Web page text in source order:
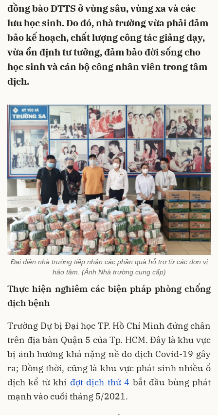
đồng bào DTTS ở vùng sâu, vùng xa và các
lưu học sinh. Do đó, nhà trường vừa phải đảm
bảo kế hoạch, chất lượng công tác giảng dạy,
vừa ổn định tư tưởng, đảm bảo đời sống cho
học sinh và cán bộ công nhân viên trong tâm
dịch.
Đại diện nhà trường tiếp nhận các phần quà hỗ trợ từ các đơn vị
hảo tâm. (Ảnh Nhà trường cung cấp)
Thực hiện nghiêm các biện pháp phòng chống
dịch bệnh
Trường Dự bị Đại học TP. Hồ Chí Minh đứng chân
trên địa bàn Quận 5 của Tp. HCM. Đây là khu vực
bị ảnh hưởng khá nặng nề do dịch Covid-19 gây
ra; Đồng thời, cũng là khu vực phát sinh nhiều ổ
dịch kể từ khi đợt dịch thứ 4 bắt đầu bùng phát
mạnh vào cuối tháng 5/2021.